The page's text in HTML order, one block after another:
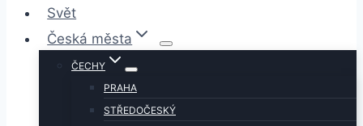
Svět
Česká města
ČECHY
PRAHA
STŘEDOČESKÝ